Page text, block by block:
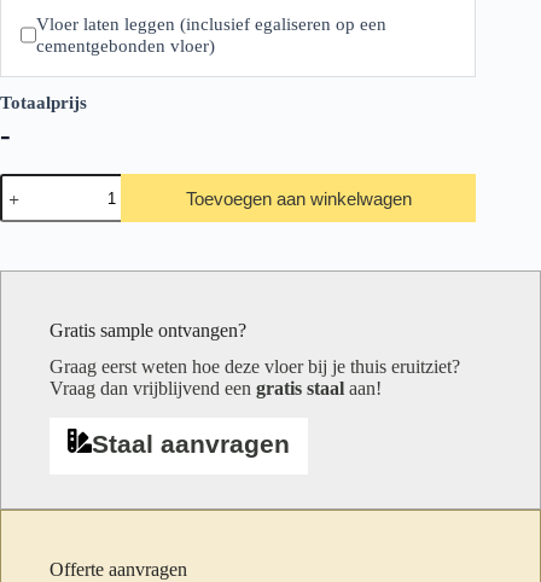
Vloer laten leggen (inclusief egaliseren op een
cementgebonden vloer)
Totaalprijs
-
Therdex
Premier
Serie
Toevoegen aan winkelwagen
Gratis sample ontvangen?
Graag eerst weten hoe deze vloer bij je thuis eruitziet?
Vraag dan vrijblijvend een gratis staal aan!
Staal aanvragen
Offerte aanvragen